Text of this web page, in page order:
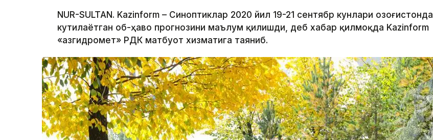
NUR-SULTAN. Kazinform – Синоптиклар 2020 йил 19-21 сентябр кунлари Қозоғистонда
кутилаётган об-ҳаво прогнозини маълум қилишди, деб хабар қилмоқда Kazinform
«Қазгидромет» РДК матбуот хизматига таяниб.